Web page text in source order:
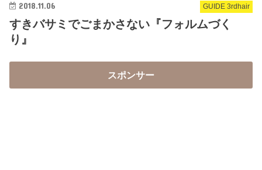
GUIDE 3rdhair
2018.11.06
すきバサミでごまかさない『フォルムづく
り』
スポンサー